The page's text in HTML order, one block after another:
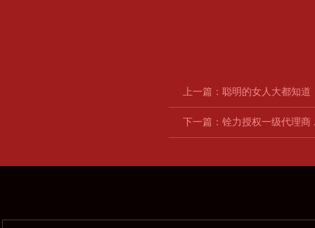
上一篇： 聪明的女人大都知道
下一篇： 铨力授权一级代理商